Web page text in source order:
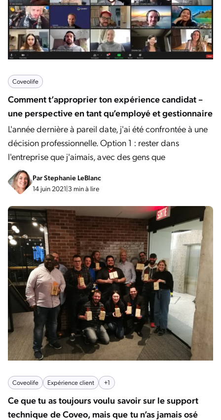
Coveolife
Comment t’approprier ton expérience candidat –
une perspective en tant qu’employé et gestionnaire
L'année dernière à pareil date, j'ai été confrontée à une
décision professionnelle. Option 1 : rester dans
l'entreprise que j'aimais, avec des gens que
ParStephanie LeBlanc
14 juin 2021|3 min à lire
Coveolife Expérience client +1
Ce que tu as toujours voulu savoir sur le support
technique de Coveo, mais que tu n’as jamais osé